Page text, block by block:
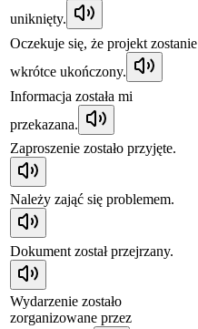
uniknięty.
Oczekuje się, że projekt zostanie
wkrótce ukończony.
Informacja została mi
przekazana.
Zaproszenie zostało przyjęte.
Należy zająć się problemem.
Dokument został przejrzany.
Wydarzenie zostało
zorganizowane przez